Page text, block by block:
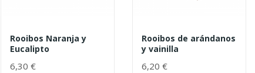
Rooibos Naranja y
Eucalipto
6,30 €
Rooibos de arándanos
y vainilla
6,20 €